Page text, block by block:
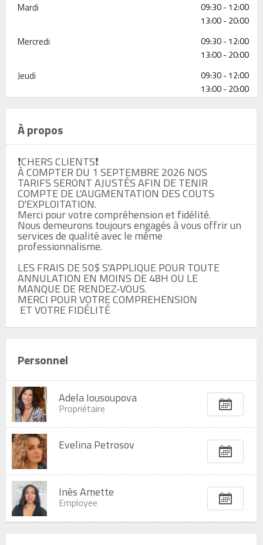
Mardi
09:30 - 12:00
13:00 - 20:00
Mercredi
09:30 - 12:00
13:00 - 20:00
Jeudi
09:30 - 12:00
13:00 - 20:00
À propos
❗️CHERS CLIENTS❗️
À COMPTER DU 1 SEPTEMBRE 2026 NOS
TARIFS SERONT AJUSTÉS AFIN DE TENIR
COMPTE DE L'AUGMENTATION DES COUTS
D'EXPLOITATION.
Merci pour votre compréhension et fidélité.
Nous demeurons toujours engagés à vous offrir un
services de qualité avec le même
professionnalisme.
LES FRAIS DE 50$ S'APPLIQUE POUR TOUTE
ANNULATION EN MOINS DE 48H OU LE
MANQUE DE RENDEZ-VOUS.
MERCI POUR VOTRE COMPREHENSION
ET VOTRE FIDÉLITÉ
Personnel
Adela Iousoupova
Propriétaire
Evelina Petrosov
Inès Amette
Employee